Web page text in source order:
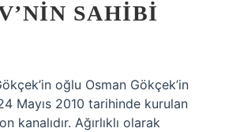
SAHIBI
oğlu Osman Gökçek’in
Mayıs 2010 tarihinde kurulan
kanalıdır. Ağırlıklı olarak